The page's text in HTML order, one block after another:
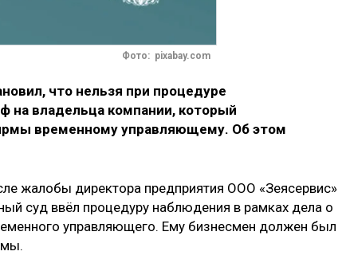
Фото: pixabay.com
что нельзя при процедуре
владельца компании, который
временному управляющему. Об этом
жалобы директора предприятия ООО «Зеясервис»
суд ввёл процедуру наблюдения в рамках дела о
управляющего. Ему бизнесмен должен был